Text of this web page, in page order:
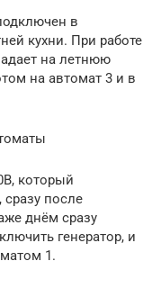
в
кухни. При работе
на летнюю
на автомат 3 и в
который
после
днём сразу
генератор, и
1.